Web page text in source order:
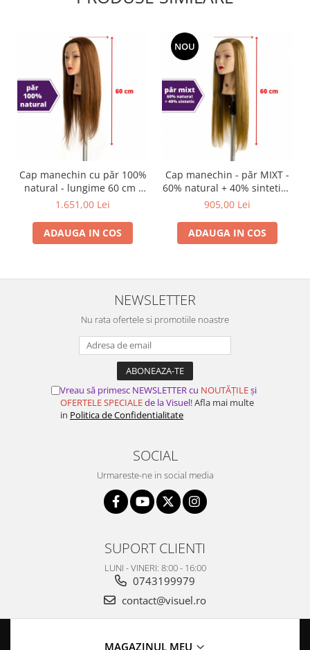
Cap manechin cu păr 100%
natural - lungime 60 cm -
PREMIUM
1.651,00 Lei
ADAUGA IN COS
NOU
Cap manechin - păr MIXT -
60% natural + 40% sintetic -
lungime 60 cm
905,00 Lei
ADAUGA IN COS
NEWSLETTER
Nu rata ofertele si promotiile noastre
Vreau să primesc NEWSLETTER cu NOUTĂȚILEși
OFERTELE SPECIALEde la Visuel!Afla mai multe
in Politica de Confidentialitate
SOCIAL
Urmareste-ne in social media
SUPORT CLIENTI
LUNI - VINERI: 8:00 - 16:00
0743199979
contact@visuel.ro
MAGAZINUL MEU